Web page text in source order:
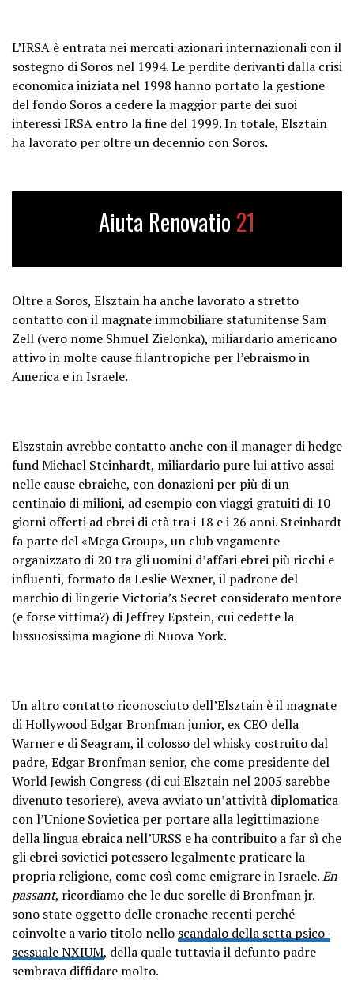
L’IRSA è entrata nei mercati azionari internazionali con il
sostegno di Soros nel 1994. Le perdite derivanti dalla crisi
economica iniziata nel 1998 hanno portato la gestione
del fondo Soros a cedere la maggior parte dei suoi
interessi IRSA entro la fine del 1999. In totale, Elsztain
ha lavorato per oltre un decennio con Soros.
Aiuta Renovatio 21
Oltre a Soros, Elsztain ha anche lavorato a stretto
contatto con il magnate immobiliare statunitense Sam
Zell (vero nome Shmuel Zielonka), miliardario americano
attivo in molte cause filantropiche per l’ebraismo in
America e in Israele.
Elszstain avrebbe contatto anche con il manager di hedge
fund Michael Steinhardt, miliardario pure lui attivo assai
nelle cause ebraiche, con donazioni per più di un
centinaio di milioni, ad esempio con viaggi gratuiti di 10
giorni offerti ad ebrei di età tra i 18 e i 26 anni. Steinhardt
fa parte del «Mega Group», un club vagamente
organizzato di 20 tra gli uomini d’affari ebrei più ricchi e
influenti, formato da Leslie Wexner, il padrone del
marchio di lingerie Victoria’s Secret considerato mentore
(e forse vittima?) di Jeffrey Epstein, cui cedette la
lussuosissima magione di Nuova York.
Un altro contatto riconosciuto dell’Elsztain è il magnate
di Hollywood Edgar Bronfman junior, ex CEO della
Warner e di Seagram, il colosso del whisky costruito dal
padre, Edgar Bronfman senior, che come presidente del
World Jewish Congress (di cui Elsztain nel 2005 sarebbe
divenuto tesoriere), aveva avviato un’attività diplomatica
con l’Unione Sovietica per portare alla legittimazione
della lingua ebraica nell’URSS e ha contribuito a far sì che
gli ebrei sovietici potessero legalmente praticare la
propria religione, come così come emigrare in Israele.En
passant, ricordiamo che le due sorelle di Bronfman jr.
sono state oggetto delle cronache recenti perché
coinvolte a vario titolo nello scandalo della setta psico-
sessuale NXIUM, della quale tuttavia il defunto padre
sembrava diffidare molto.